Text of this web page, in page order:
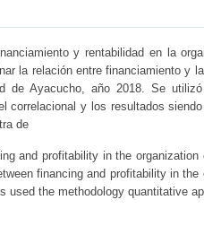
y rentabilidad en la
la relación entre financiamiento y
de Ayacucho, año 2018. Se
correlacional y los resultados
de
and profitability in the
financing and profitability in
used the methodology quantitative